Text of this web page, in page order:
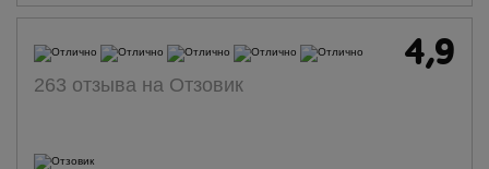
4,9
263 отзыва на Отзовик